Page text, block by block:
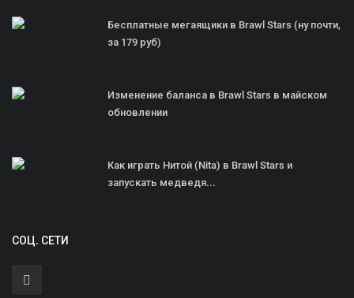
Бесплатные мегаящики в Brawl Stars (ну почти,
за 179 руб)
Изменение баланса в Brawl Stars в майском
обновлении
Как играть Нитой (Nita) в Brawl Stars и
запускать медведя...
СОЦ. СЕТИ